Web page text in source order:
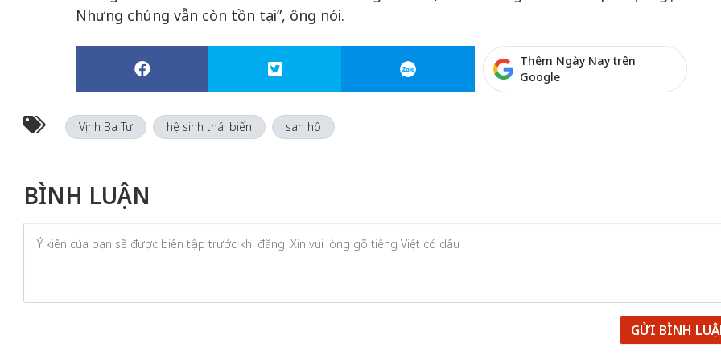
Nhưng chúng vẫn còn tồn tại”, ông nói.
Thêm Ngày Nay trên
Google
Vịnh Ba Tư hệ sinh thái biển san hô
BÌNH LUẬN
GỬI BÌNH